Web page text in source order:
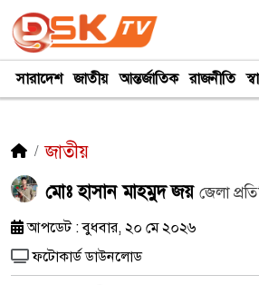
সারাদেশ জাতীয় আন্তর্জাতিক রাজনীতি
জাতীয়
মোঃ হাসান মাহমুদ জয় জেলা
আপডেট : বুধবার, ২০ মে ২০২৬
ফটোকার্ড ডাউনলোড